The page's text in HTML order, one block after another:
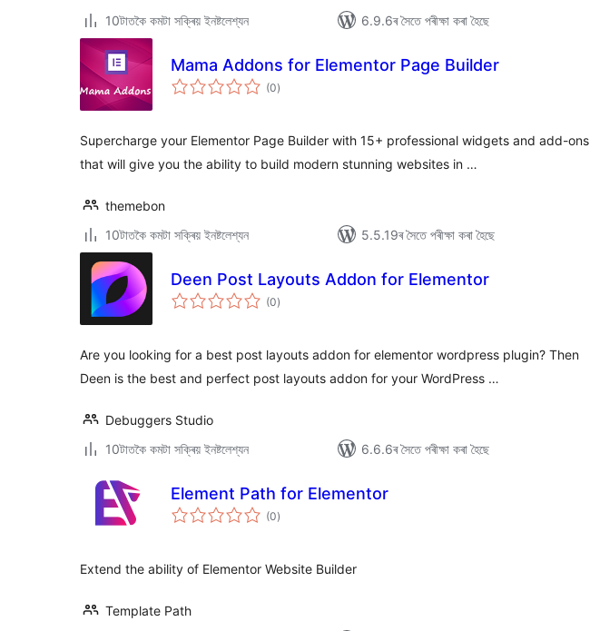
10টাতকৈ কমটা সক্ৰিয় ইনষ্টলেশ্যন
6.9.6ৰ সৈতে পৰীক্ষা কৰা হৈছে
Mama Addons for Elementor Page Builder
(0টা
মুঠ)
Supercharge your Elementor Page Builder with 15+ professional widgets and add-ons
that will give you the ability to build modern stunning websites in …
themebon
10টাতকৈ কমটা সক্ৰিয় ইনষ্টলেশ্যন
5.5.19ৰ সৈতে পৰীক্ষা কৰা হৈছে
Deen Post Layouts Addon for Elementor
(0টা
মুঠ)
Are you looking for a best post layouts addon for elementor wordpress plugin? Then
Deen is the best and perfect post layouts addon for your WordPress …
Debuggers Studio
10টাতকৈ কমটা সক্ৰিয় ইনষ্টলেশ্যন
6.6.6ৰ সৈতে পৰীক্ষা কৰা হৈছে
Element Path for Elementor
(0টা
মুঠ)
Extend the ability of Elementor Website Builder
Template Path